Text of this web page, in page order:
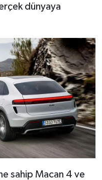
dünyaya
sahip Macan 4 ve